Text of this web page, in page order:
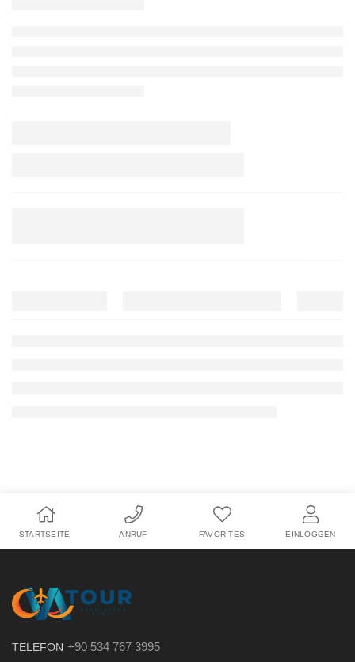
STARTSEITE ANRUF FAVORITES EINLOGGEN
TELEFON +90 534 767 3995